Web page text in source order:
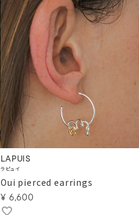
LAPUIS
ラピュイ
Oui pierced earrings
¥ 6,600